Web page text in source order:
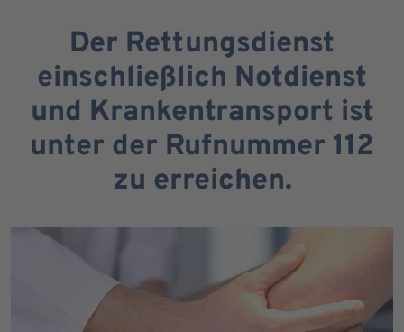
Der Rettungsdienst
einschließlich Notdienst
und Krankentransport ist
unter der Rufnummer 112
zu erreichen.